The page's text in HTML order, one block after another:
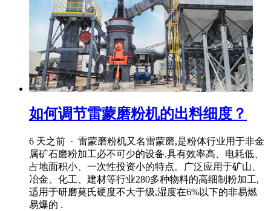
如何调节雷蒙磨粉机的出料细度？
6 天之前 · 雷蒙磨粉机又名雷蒙磨,是粉体行业用于非金
属矿石磨粉加工必不可少的设备,具有效率高、电耗低、
占地面积小、一次性投资小的特点。广泛应用于矿山、
冶金、化工、建材等行业280多种物料的高细制粉加工,
适用于研磨莫氏硬度不大于级,湿度在6%以下的非易燃
易爆的 .